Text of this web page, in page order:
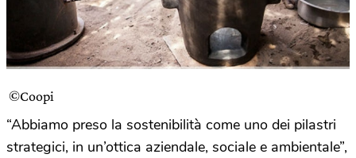
©Coopi
“Abbiamo preso la sostenibilità come uno dei pilastri
strategici, in un’ottica aziendale, sociale e ambientale”,